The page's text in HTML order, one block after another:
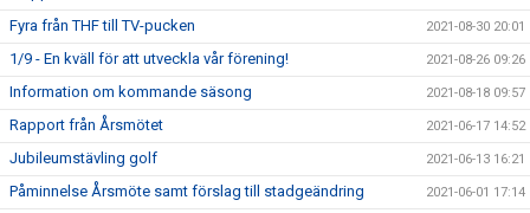
Fyra från THF till TV-pucken 2021-08-30 20:01
1/9 - En kväll för att utveckla vår förening! 2021-08-26 09:26
Information om kommande säsong 2021-08-18 09:57
Rapport från Årsmötet 2021-06-17 14:52
Jubileumstävling golf 2021-06-13 16:21
Påminnelse Årsmöte samt förslag till stadgeändring 2021-06-01 17:14